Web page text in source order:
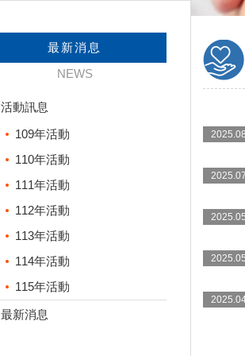
最新消息
NEWS
活動訊息
109年活動
110年活動
111年活動
112年活動
113年活動
114年活動
115年活動
最新消息